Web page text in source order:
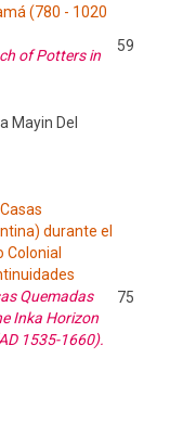
(780 - 1020
of Potters in
59
Mayin Del
durante el
Colonial
Quemadas
Inka Horizon
1535-1660).
75